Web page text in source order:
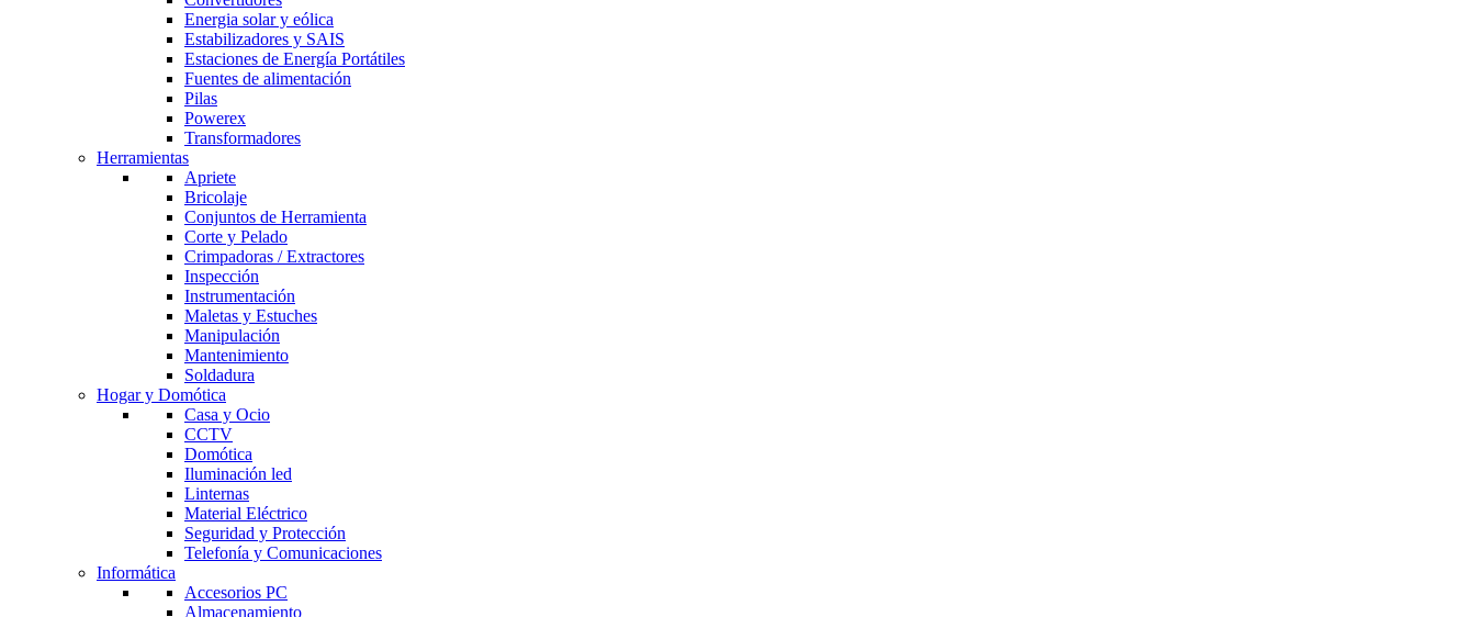
Energia solar y eólica
Estabilizadores y SAIS
Estaciones de Energía Portátiles
Fuentes de alimentación
Pilas
Powerex
Transformadores
Herramientas
Apriete
Bricolaje
Conjuntos de Herramienta
Corte y Pelado
Crimpadoras / Extractores
Inspección
Instrumentación
Maletas y Estuches
Manipulación
Mantenimiento
Soldadura
Hogar y Domótica
Casa y Ocio
CCTV
Domótica
Iluminación led
Linternas
Material Eléctrico
Seguridad y Protección
Telefonía y Comunicaciones
Informática
Accesorios PC
Almacenamiento